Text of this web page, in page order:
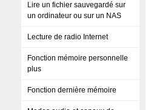
Lire un fichier sauvegardé sur
un ordinateur ou sur un NAS
Lecture de radio Internet
Fonction mémoire personnelle
plus
Fonction dernière mémoire